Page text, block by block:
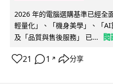
2026 年的電腦選購基準已經全
輕量化」、「機身美學」、「
及「品質與售後服務」 已...
閱
21 1 ↗ 分享